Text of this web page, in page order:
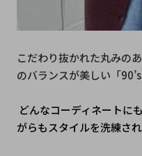
こだわり抜かれた丸みの
のバランスが美しい「90’s
がらもスタイルを洗練さ